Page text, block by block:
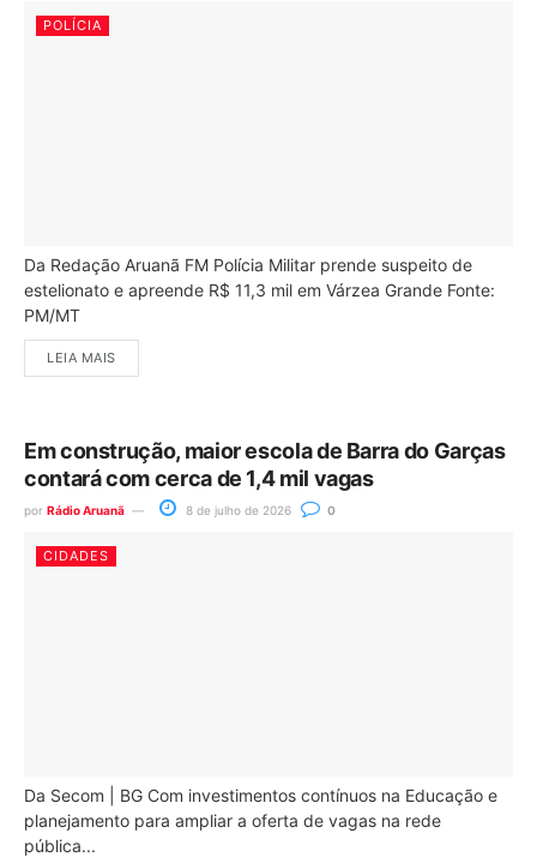
POLÍCIA
Da Redação Aruanã FM Polícia Militar prende suspeito de
estelionato e apreende R$ 11,3 mil em Várzea Grande Fonte:
PM/MT
LEIA MAIS
Em construção, maior escola de Barra do Garças
contará com cerca de 1,4 mil vagas
por Rádio Aruanã 8 de julho de 2026 0
CIDADES
Da Secom | BG Com investimentos contínuos na Educação e
planejamento para ampliar a oferta de vagas na rede
pública...